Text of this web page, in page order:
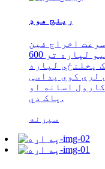
رینج هوډ
دا رینج هوډ د 3 سرعت / 2 سرعت اخراج فین
سره ستاسو د پخلي لوګیو لپاره تر 600CFM
پخلنځي لپاره
لرې کوي پداسې
اسانه او
پاک دي.
سپړنه